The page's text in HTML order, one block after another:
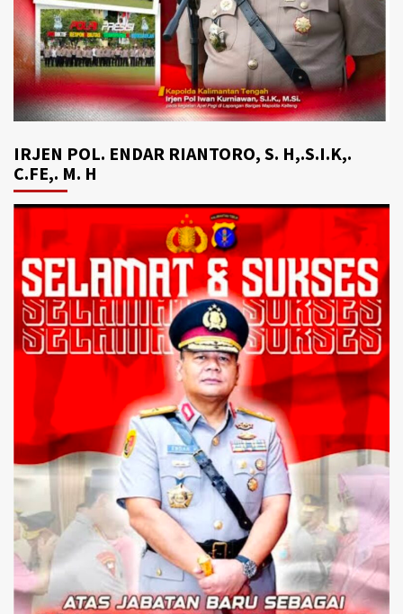
IRJEN POL. ENDAR RIANTORO, S. H,.S.I.K,.
C.FE,. M. H